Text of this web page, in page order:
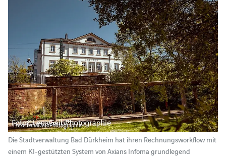
Foto: LenaGeibPhotographie
Die Stadtverwaltung Bad Dürkheim hat ihren Rechnungsworkflow mit
einem KI-gestützten System von Axians Infoma grundlegend